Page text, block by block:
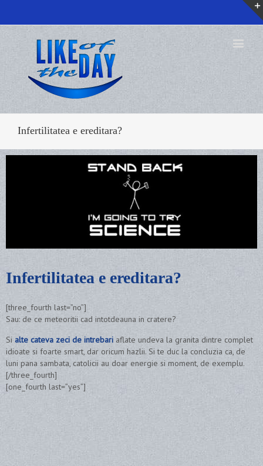
Infertilitatea e ereditara?
Infertilitatea e ereditara?
[three_fourth last=”no”]
Sau: de ce meteoritii cad intotdeauna in cratere?
Si alte cateva zeci de intrebari aflate undeva la granita dintre complet
idioate si foarte smart, dar oricum hazlii. Si te duc la concluzia ca, de
luni pana sambata, catolicii au doar energie si moment, de exemplu.
[/three_fourth]
[one_fourth last=”yes”]